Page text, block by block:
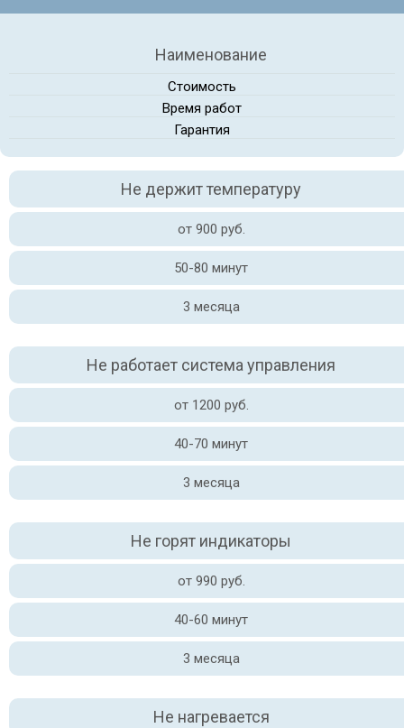
Наименование
Стоимость
Время работ
Гарантия
Не держит температуру
от 900 руб.
50-80 минут
3 месяца
Не работает система управления
от 1200 руб.
40-70 минут
3 месяца
Не горят индикаторы
от 990 руб.
40-60 минут
3 месяца
Не нагревается